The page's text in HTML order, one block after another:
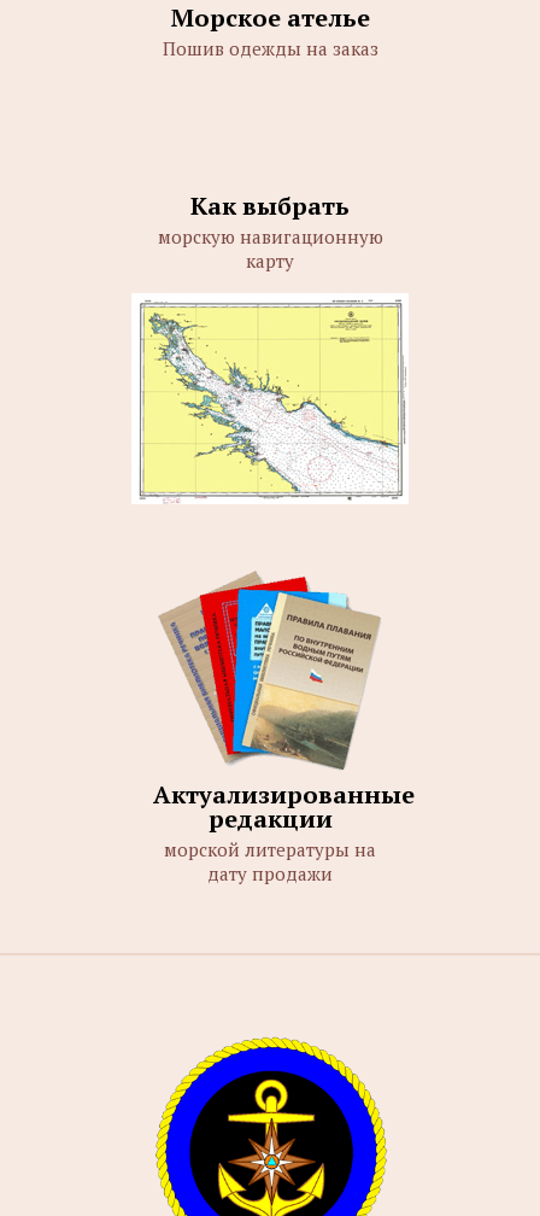
Морское ателье
Пошив одежды на заказ
Как выбрать
морскую навигационную
карту
Актуализированные
редакции
морской литературы на
дату продажи